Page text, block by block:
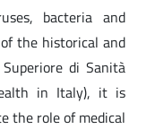
bacteria and
the historical and
di Sanità
in Italy), it is
the role of medical